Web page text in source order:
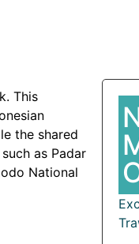
This
the shared
as Padar
National